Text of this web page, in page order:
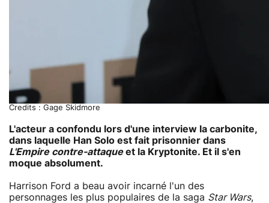
Credits : Gage Skidmore
L'acteur a confondu lors d'une interview la carbonite,
dans laquelle Han Solo est fait prisonnier dans
L'Empire contre-attaqueet la Kryptonite. Et il s'en
moque absolument.
Harrison Ford a beau avoir incarné l'un des
personnages les plus populaires de la saga Star Wars,